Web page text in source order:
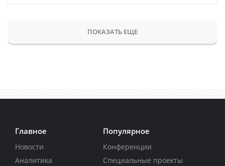
ПОКАЗАТЬ ЕЩЕ
Главное
Новости
Аналитика
Популярное
Конференции
Специальные проекты